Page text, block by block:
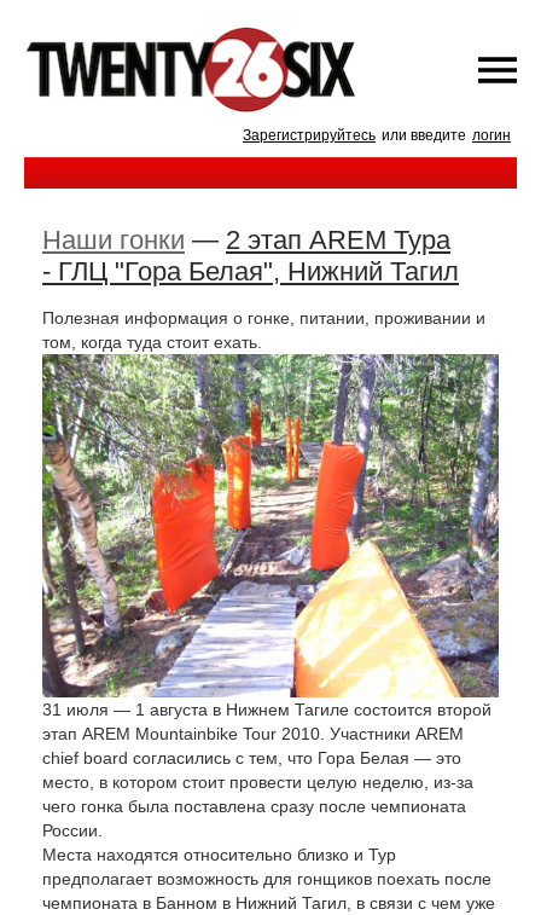
Зарегистрируйтесь или введите логин
Наши гонки — 2 этап AREM Тура
- ГЛЦ "Гора Белая", Нижний Тагил
Полезная информация о гонке, питании, проживании и
том, когда туда стоит ехать.
31 июля — 1 августа в Нижнем Тагиле состоится второй
этап AREM Mountainbike Tour 2010. Участники AREM
chief board согласились с тем, что Гора Белая — это
место, в котором стоит провести целую неделю, из-за
чего гонка была поставлена сразу после чемпионата
России.
Места находятся относительно близко и Тур
предполагает возможность для гонщиков поехать после
чемпионата в Банном в Нижний Тагил, в связи с чем уже